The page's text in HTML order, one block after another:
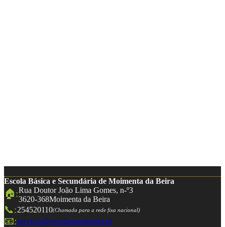
Escola Básica e Secundária de Moimenta da Beira
🏠:Rua Doutor João Lima Gomes, n-º3
3620-368Moimenta da Beira
📞:254520110(Chamada para a rede fixa nacional)
📧:servicos@escolasmoimenta.pt